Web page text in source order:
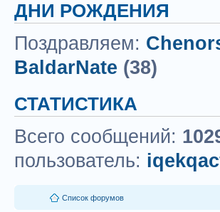
ДНИ РОЖДЕНИЯ
Поздравляем:
BaldarNate (38)
СТАТИСТИКА
Всего сообщений:
пользователь:
Список форумов